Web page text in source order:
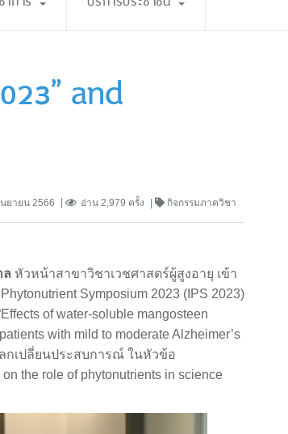
and
ยายน 2566 อ่าน 2,979 ครั้ง กิจกรรมภาควิชา
ล หัวหน้าสาขาวิชาเวชศาสตร์ผู้สูงอายุ เข้า
Symposium 2023 (IPS 2023)
of water-soluble mangosteen
with mild to moderate Alzheimer’s
ลกเปลี่ยนประสบการณ์ ในหัวข้อ
the role of phytonutrients in science